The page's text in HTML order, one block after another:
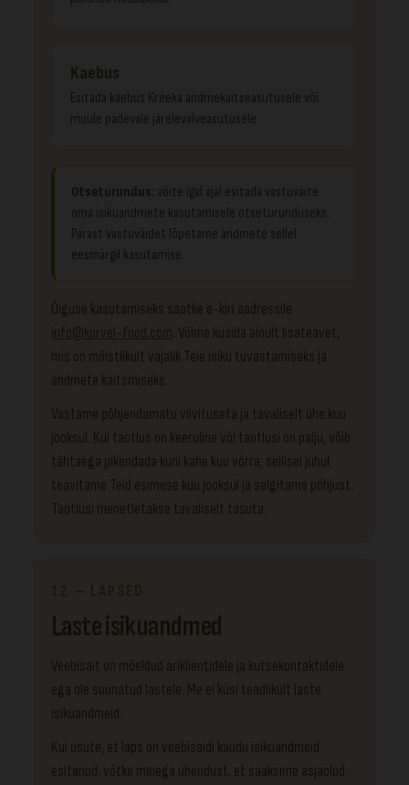
Kaebus
Esitada kaebus Kreeka andmekaitseasutusele või
muule pädevale järelevalveasutusele.
Otseturundus: võite igal ajal esitada vastuväite
oma isikuandmete kasutamisele otseturunduseks.
Pärast vastuväidet lõpetame andmete sellel
eesmärgil kasutamise.
Õiguse kasutamiseks saatke e-kiri aadressile
info@korvel-food.com . Võime küsida ainult lisateavet,
mis on mõistlikult vajalik Teie isiku tuvastamiseks ja
andmete kaitsmiseks.
Vastame põhjendamatu viivituseta ja tavaliselt ühe kuu
jooksul. Kui taotlus on keeruline või taotlusi on palju, võib
tähtaega pikendada kuni kahe kuu võrra; sellisel juhul
teavitame Teid esimese kuu jooksul ja selgitame põhjust.
Taotlusi menetletakse tavaliselt tasuta.
12 — LAPSED
Laste isikuandmed
Veebisait on mõeldud äriklientidele ja kutsekontaktidele
ega ole suunatud lastele. Me ei küsi teadlikult laste
isikuandmeid.
Kui usute, et laps on veebisaidi kaudu isikuandmeid
esitanud, võtke meiega ühendust, et saaksime asjaolud